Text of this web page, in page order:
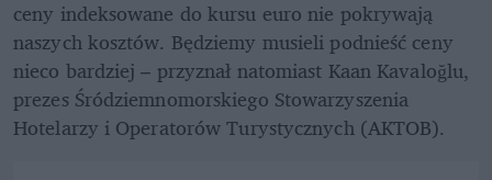
ceny indeksowane do kursu euro nie pokrywają
naszych kosztów. Będziemy musieli podnieść ceny
nieco bardziej – przyznał natomiast Kaan Kavaloğlu,
prezes Śródziemnomorskiego Stowarzyszenia
Hotelarzy i Operatorów Turystycznych (AKTOB).